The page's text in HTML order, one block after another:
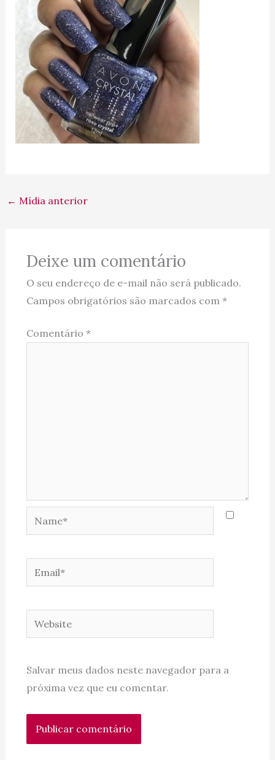
← Mídia anterior
Deixe um comentário
O seu endereço de e-mail não será publicado.
Campos obrigatórios são marcados com *
Comentário *
Name*
Email*
Website
Salvar meus dados neste navegador para a
próxima vez que eu comentar.